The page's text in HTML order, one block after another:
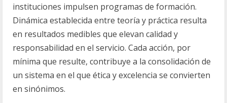
instituciones impulsen programas de formación.
Dinámica establecida entre teoría y práctica resulta
en resultados medibles que elevan calidad y
responsabilidad en el servicio. Cada acción, por
mínima que resulte, contribuye a la consolidación de
un sistema en el que ética y excelencia se convierten
en sinónimos.